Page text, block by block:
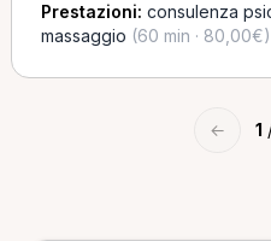
Prestazioni: consulenza
massaggio (60 min · 80,00€)
← 1